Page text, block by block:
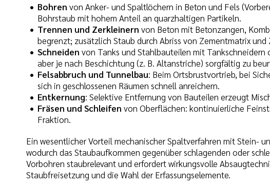
Bohren von Anker- und Spaltlöchern in Beton und Fels
Bohrstaub mit hohem Anteil an quarzhaltigen Partikeln.
Trennen und Zerkleinern von Beton mit Betonzangen,
begrenzt; zusätzlich Staub durch Abriss von Zementmatrix und
Schneiden von Tanks und Stahlbauteilen mit
aber je nach Beschichtung (z. B. Altanstriche) sorgfältig zu
Felsabbruch und Tunnelbau: Beim Ortsbrustvortrieb, bei
sich in geschlossenen Räumen schnell anreichern.
Entkernung: Selektive Entfernung von Bauteilen erzeugt
Fräsen und Schleifen von Oberflächen: kontinuierliche
Fraktion.
Ein wesentlicher Vorteil mechanischer Spaltverfahren mit Stein-
wodurch das Staubaufkommen gegenüber schlagenden oder
Vorbohren staubrelevant und erfordert wirkungsvolle
Staubfreisetzung und die Wahl der Erfassungselemente.